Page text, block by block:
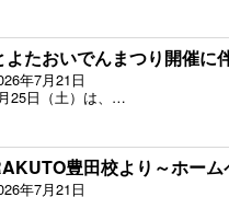
よたおいでんまつり開催に
年7月21日
25日（土）は、…
豊田校より～ホー
年7月21日